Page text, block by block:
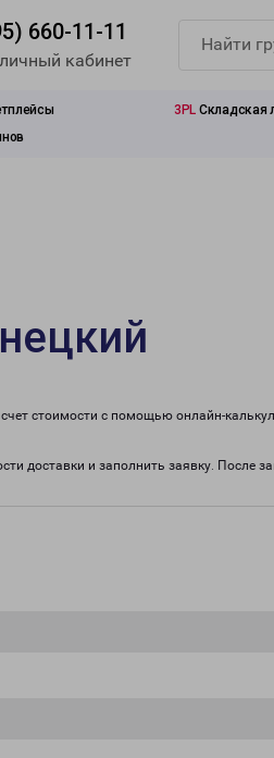
660-11-11
кабинет
3PL Складская
стоимости с помощью онлайн-
доставки и заполнить заявку. После